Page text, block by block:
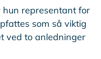
hun representant for
som så viktig
ved to anledninger